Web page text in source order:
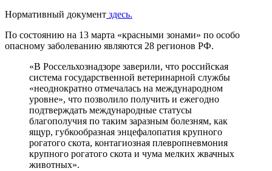
Нормативный документ здесь.
По состоянию на 13 марта «красными зонами» по особо
опасному заболеванию являются 28 регионов РФ.
«В Россельхознадзоре заверили, что российская
система государственной ветеринарной службы
«неоднократно отмечалась на международном
уровне», что позволило получить и ежегодно
подтверждать международные статусы
благополучия по таким заразным болезням, как
ящур, губкообразная энцефалопатия крупного
рогатого скота, контагиозная плевропневмония
крупного рогатого скота и чума мелких жвачных
животных».